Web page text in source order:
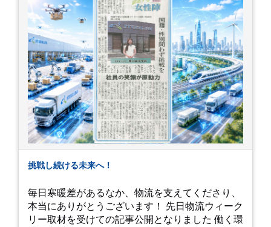
挑戦し続ける未来へ！
毎日寒暖差があるなか、物流を支えてくださり、
本当にありがとうございます！ 先日物流ウィーク
リー取材を受けての記事公開となりました 働く環